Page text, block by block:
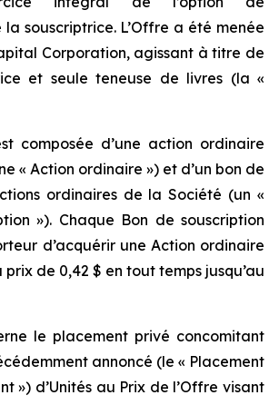
souscriptrice. L’Offre a été menée
Corporation, agissant à titre de
et seule teneuse de livres (la «
composée d’une action ordinaire
« Action ordinaire ») et d’un bon de
ordinaires de la Société (un «
»). Chaque Bon de souscription
d’acquérir une Action ordinaire
de 0,42 $ en tout temps jusqu’au
le placement privé concomitant
annoncé (le « Placement
») d’Unités au Prix de l’Offre visant